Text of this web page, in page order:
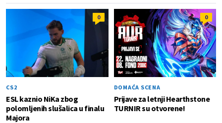
0
CS2
ESL kaznio NiKa zbog
polomljenih slušalica u finalu
Majora
0
DOMAĆA SCENA
Prijave za letnji Hearthstone
TURNIR su otvorene!